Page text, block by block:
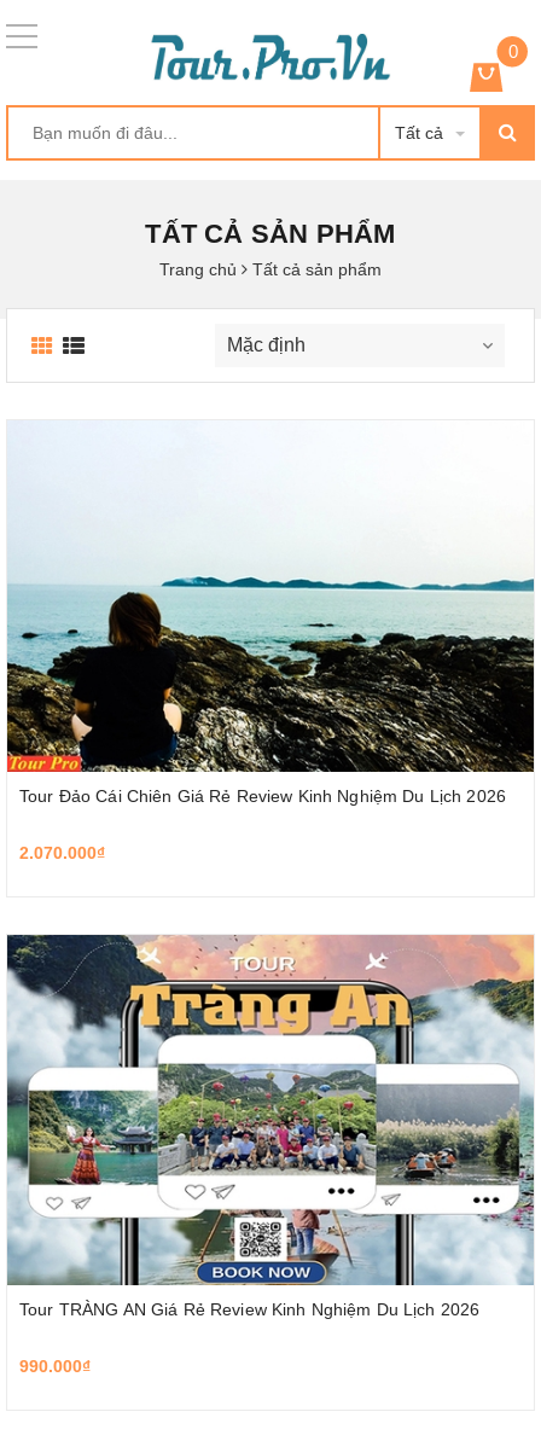
Tất cả
0
TẤT CẢ SẢN PHẨM
Trang chủ Tất cả sản phẩm
Tour Đảo Cái Chiên Giá Rẻ Review Kinh Nghiệm Du Lịch 2026
2.070.000₫
Tour TRÀNG AN Giá Rẻ Review Kinh Nghiệm Du Lịch 2026
990.000₫